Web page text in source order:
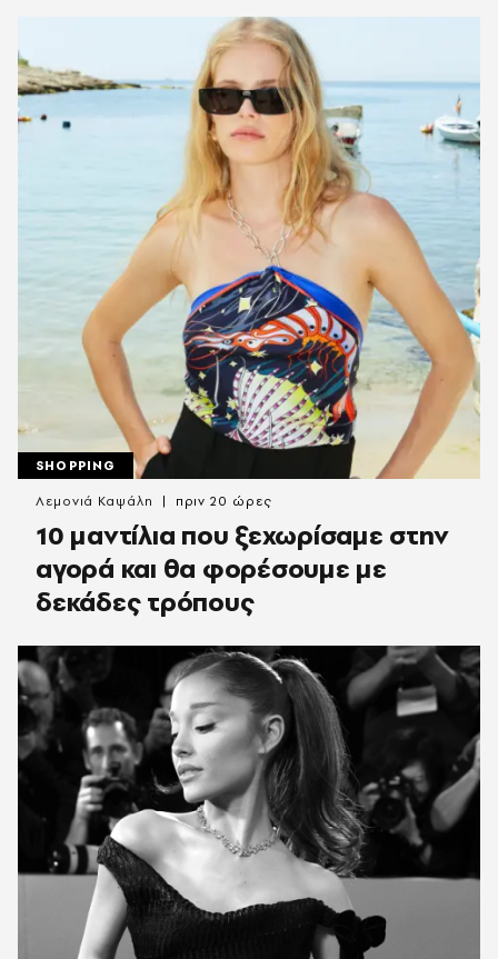
SHOPPING
10 μαντίλια που ξεχωρίσαμε στην
αγορά και θα φορέσουμε με
δεκάδες τρόπους
Λεμονιά Καψάλη πριν 20 ώρες